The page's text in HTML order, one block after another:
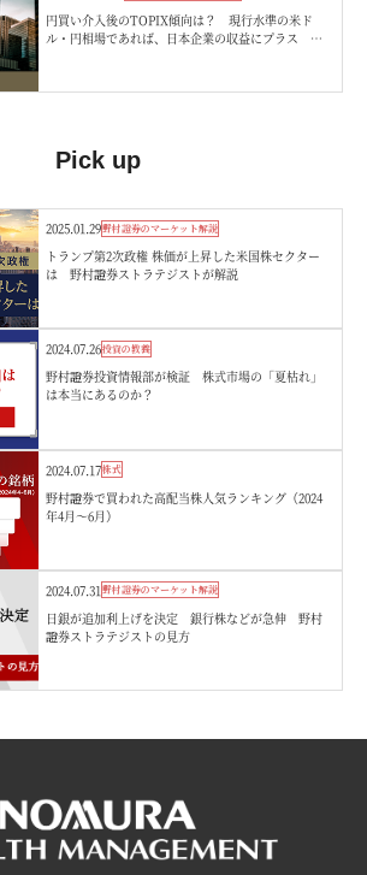
円買い介入後のTOPIX傾向は？ 現行水準の米ド
ル・円相場であれば、日本企業の収益にプラス 野
Pick up
2025.01.29野村證券のマーケット解説
トランプ第2次政権 株価が上昇した米国株セクター
は 野村證券ストラテジストが解説
2024.07.26投資の教養
野村證券投資情報部が検証 株式市場の「夏枯れ」
は本当にあるのか？
2024.07.17株式
野村證券で買われた高配当株人気ランキング（2024
年4月～6月）
2024.07.31 野村證券のマーケット解説
日銀が追加利上げを決定 銀行株などが急伸 野村
證券ストラテジストの見方